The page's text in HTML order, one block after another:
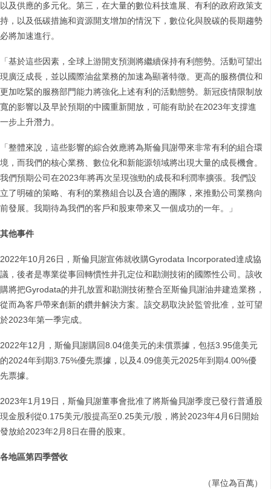
以及供應的多元化。第三，在大量的數位科技進展、有利的政府政策支
持，以及低碳措施和資源開支增加的情況下，數位化與脫碳的長期趨勢
必將加速進行。
「基於這些因素，全球上游開支預測將繼續保持有利態勢。活動可望出
現廣泛成長，並以國際油盆業務的加速為顯著特徵。更高的服務價位和
更加吃緊的服務部門能力將強化上述有利的活動態勢。新冠疫情限制放
寬的影響以及早於預期的中國重新開放，可能有助於在2023年支撐進
一步上升潛力。
「整體來說，這些影響的綜合效應將為斯倫貝謝帶來非常有利的組合環
境，而我們的核心業務、數位化和新能源領域將出現大量的成長機會。
我們預期公司在2023年將再次呈現強勁的成長和利潤率擴張。我們設
立了明確的策略、有利的業務組合以及合適的團隊，來推動公司業務向
前發展。我期待為我們的客戶和股東帶來又一個成功的一年。」
其他事件
2022年10月26日，斯倫貝謝宣佈就收購Gyrodata Incorporated達成協
議，後者是專業從事回轉慣性井孔定位和勘測技術的國際性公司。該收
購將把Gyrodata的井孔放置和勘測技術整合至斯倫貝謝油井建造業務，
從而為客戶帶來創新的鑽井解決方案。該交易取決於監管批准，並可望
於2023年第一季完成。
2022年12月，斯倫貝謝購回8.04億美元的未償票據，包括3.95億美元
的2024年到期3.75%優先票據，以及4.09億美元2025年到期4.00%優
先票據。
2023年1月19日，斯倫貝謝董事會批准了將斯倫貝謝季度已發行普通股
現金股利從0.175美元/股提高至0.25美元/股，將於2023年4月6日開始
發放給2023年2月8日在冊的股東。
各地區第四季營收
（單位為百萬）